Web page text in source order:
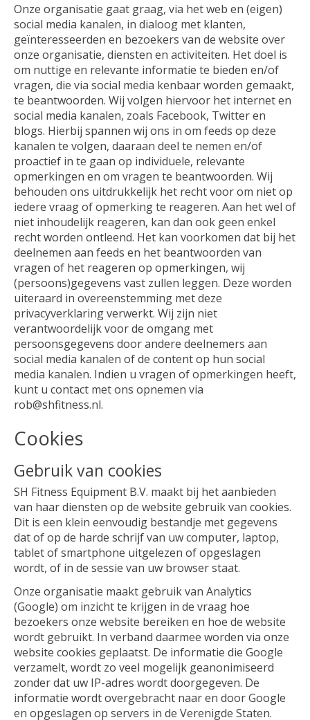
Onze organisatie gaat graag, via het web en (eigen)
social media kanalen, in dialoog met klanten,
geïnteresseerden en bezoekers van de website over
onze organisatie, diensten en activiteiten. Het doel is
om nuttige en relevante informatie te bieden en/of
vragen, die via social media kenbaar worden gemaakt,
te beantwoorden. Wij volgen hiervoor het internet en
social media kanalen, zoals Facebook, Twitter en
blogs. Hierbij spannen wij ons in om feeds op deze
kanalen te volgen, daaraan deel te nemen en/of
proactief in te gaan op individuele, relevante
opmerkingen en om vragen te beantwoorden. Wij
behouden ons uitdrukkelijk het recht voor om niet op
iedere vraag of opmerking te reageren. Aan het wel of
niet inhoudelijk reageren, kan dan ook geen enkel
recht worden ontleend. Het kan voorkomen dat bij het
deelnemen aan feeds en het beantwoorden van
vragen of het reageren op opmerkingen, wij
(persoons)gegevens vast zullen leggen. Deze worden
uiteraard in overeenstemming met deze
privacyverklaring verwerkt. Wij zijn niet
verantwoordelijk voor de omgang met
persoonsgegevens door andere deelnemers aan
social media kanalen of de content op hun social
media kanalen. Indien u vragen of opmerkingen heeft,
kunt u contact met ons opnemen via
rob@shfitness.nl.
Cookies
Gebruik van cookies
SH Fitness Equipment B.V. maakt bij het aanbieden
van haar diensten op de website gebruik van cookies.
Dit is een klein eenvoudig bestandje met gegevens
dat of op de harde schrijf van uw computer, laptop,
tablet of smartphone uitgelezen of opgeslagen
wordt, of in de sessie van uw browser staat.
Onze organisatie maakt gebruik van Analytics
(Google) om inzicht te krijgen in de vraag hoe
bezoekers onze website bereiken en hoe de website
wordt gebruikt. In verband daarmee worden via onze
website cookies geplaatst. De informatie die Google
verzamelt, wordt zo veel mogelijk geanonimiseerd
zonder dat uw IP-adres wordt doorgegeven. De
informatie wordt overgebracht naar en door Google
en opgeslagen op servers in de Verenigde Staten.